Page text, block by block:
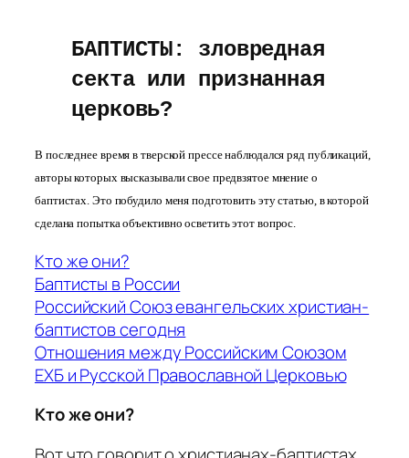
БАПТИСТЫ: зловредная
секта или признанная
церковь?
В последнее время в тверской прессе наблюдался ряд публикаций,
авторы которых высказывали свое предвзятое мнение о
баптистах. Это побудило меня подготовить эту статью, в которой
сделана попытка объективно осветить этот вопрос.
Кто же они?
Баптисты в России
Российский Союз евангельских христиан-
баптистов сегодня
Отношения между Российским Союзом
ЕХБ и Русской Православной Церковью
Кто же они?